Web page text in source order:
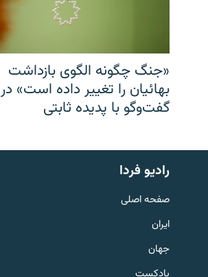
English
به ما بپیوندید
«جنگ چگونه الگوی بازداشت
بهائیان را تغییر داده است» در
گفت‌وگو با پدیده ثابتی
رادیو فردا
صفحه اصلی
ایران
جهان